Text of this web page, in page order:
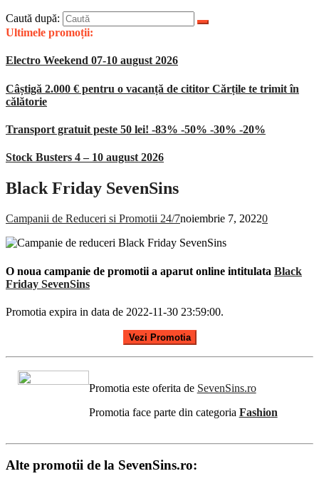
Caută după:
Ultimele promoții:
Electro Weekend 07-10 august 2026
Câștigă 2.000 € pentru o vacanță de cititor Cărțile te trimit în
călătorie
Transport gratuit peste 50 lei! -83% -50% -30% -20%
Stock Busters 4 – 10 august 2026
Black Friday SevenSins
Campanii de Reduceri si Promotii 24/7noiembrie 7, 20220
O noua campanie de promotii a aparut online intitulata Black
Friday SevenSins
Promotia expira in data de 2022-11-30 23:59:00.
Vezi Promotia
Promotia este oferita de SevenSins.ro
Promotia face parte din categoria Fashion
Alte promotii de la SevenSins.ro: